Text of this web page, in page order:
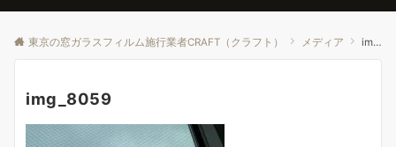
東京の窓ガラスフィルム施行業者CRAFT（クラフト） メディア img_8059
img_8059